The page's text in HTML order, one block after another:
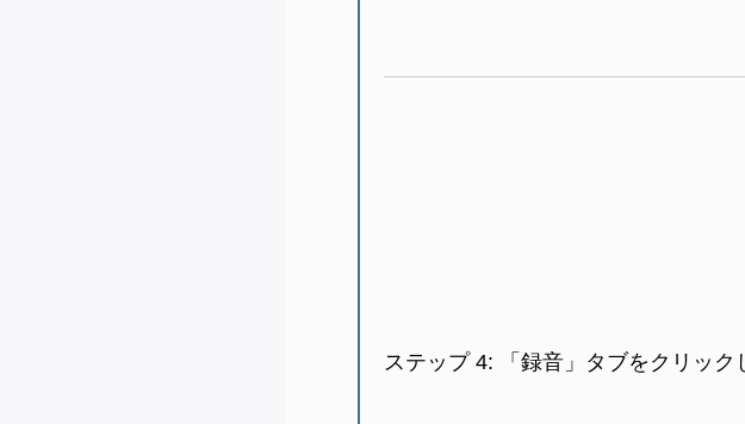
ステップ 4: 「録音」タブをクリック